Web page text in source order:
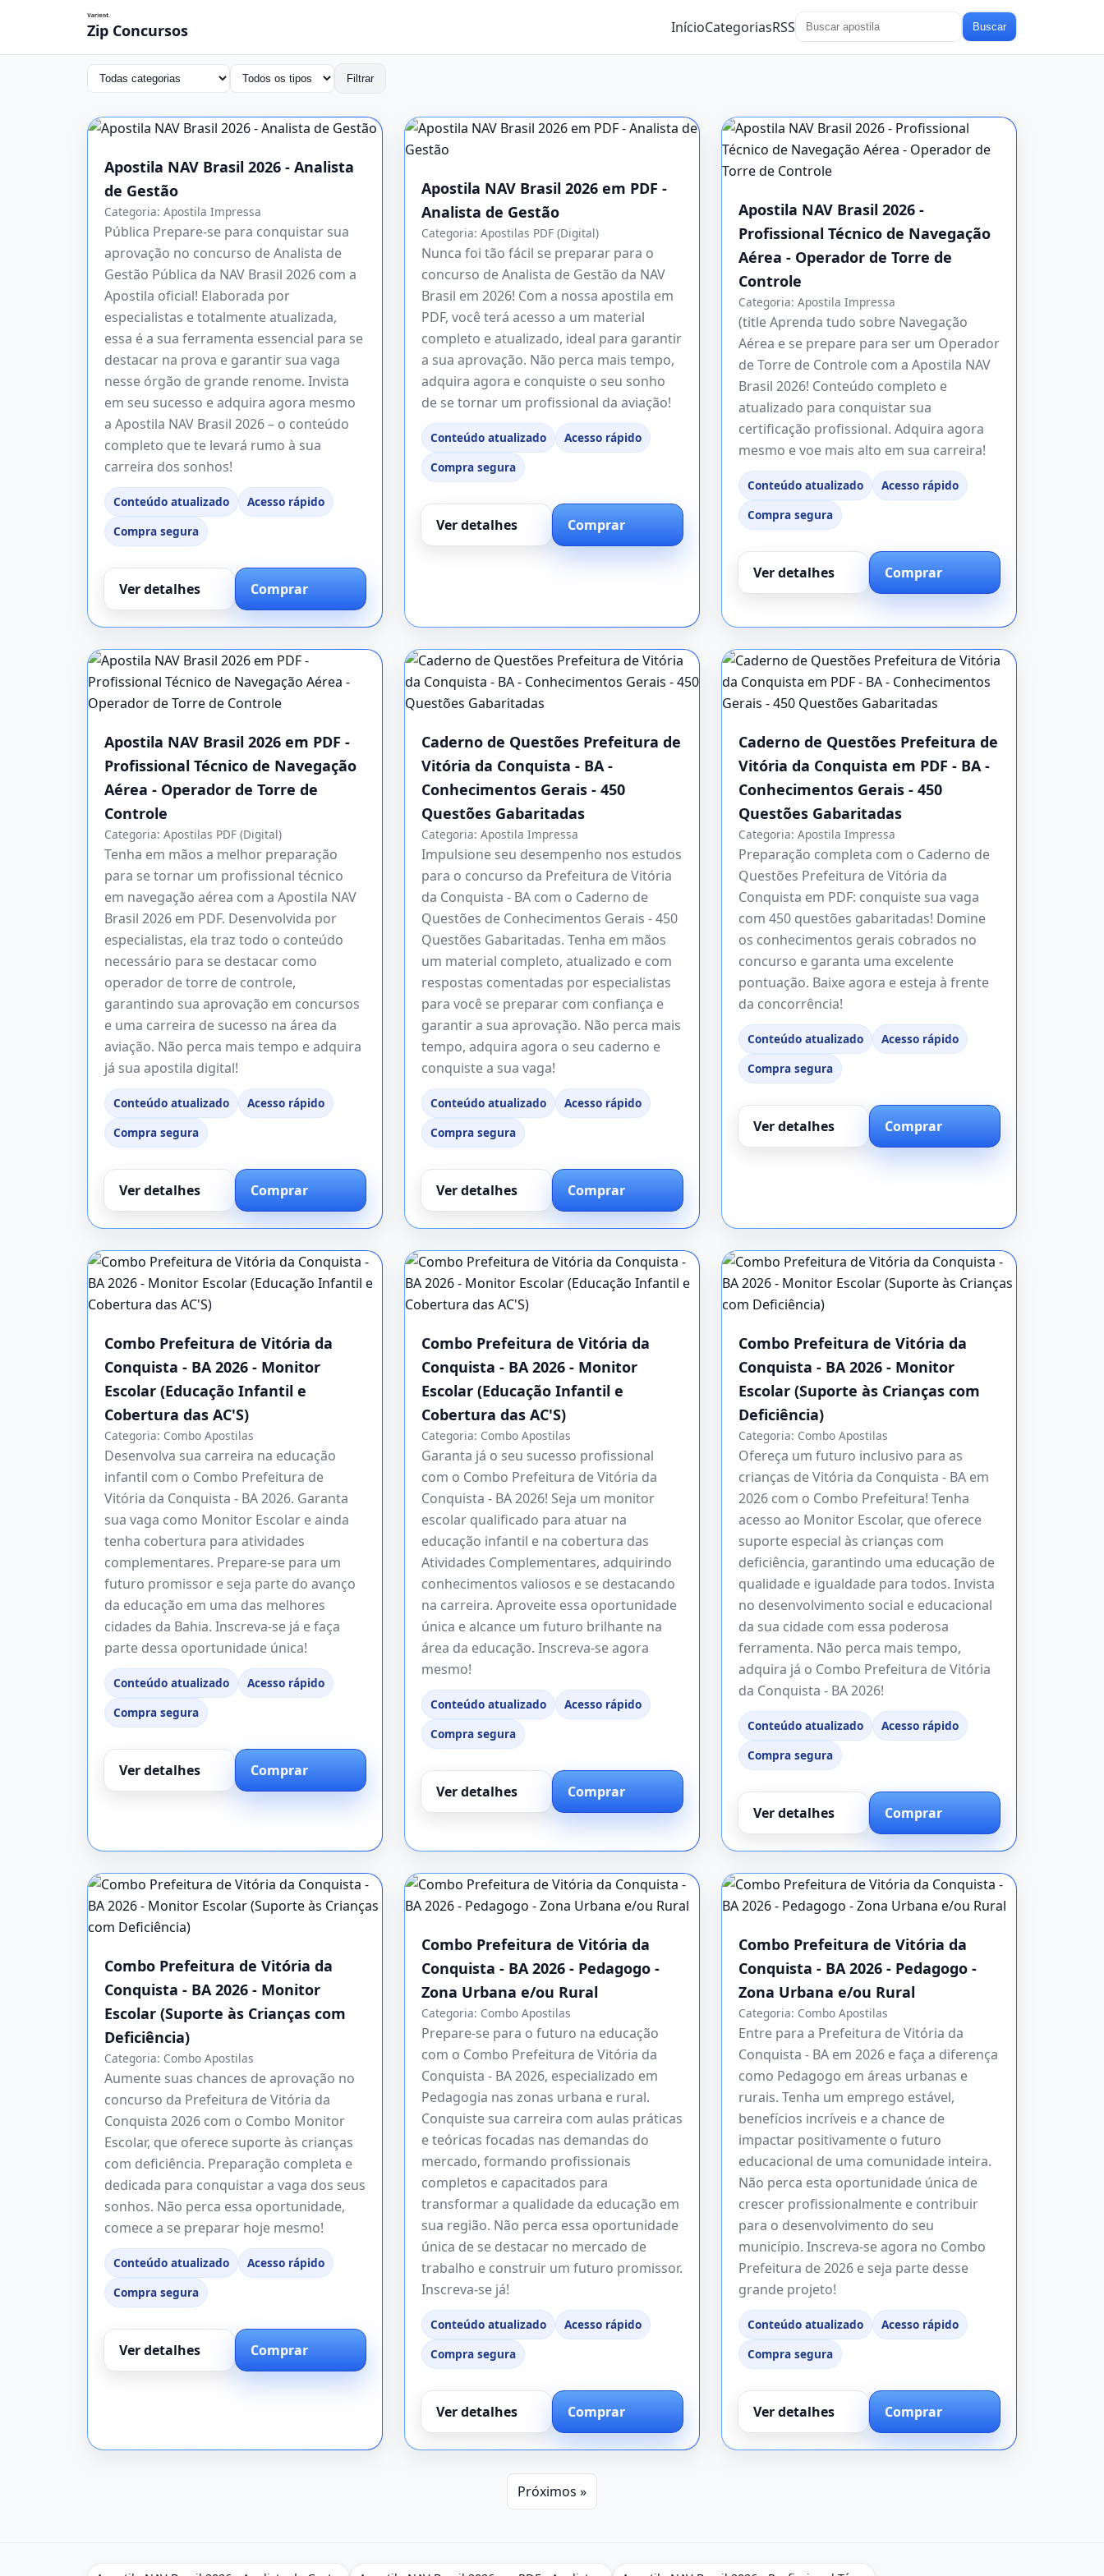
Zip Concursos InícioCategoriasRSS Buscar
Filtrar
Apostila NAV Brasil 2026 - Analista
de Gestão
Categoria: Apostila Impressa
Pública Prepare-se para conquistar sua
aprovação no concurso de Analista de
Gestão Pública da NAV Brasil 2026 com a
Apostila oficial! Elaborada por
especialistas e totalmente atualizada,
essa é a sua ferramenta essencial para se
destacar na prova e garantir sua vaga
nesse órgão de grande renome. Invista
em seu sucesso e adquira agora mesmo
a Apostila NAV Brasil 2026 – o conteúdo
completo que te levará rumo à sua
carreira dos sonhos!
Conteúdo atualizado
Acesso rápido
Compra segura
Ver detalhes Comprar
Apostila NAV Brasil 2026 em PDF -
Analista de Gestão
Categoria: Apostilas PDF (Digital)
Nunca foi tão fácil se preparar para o
concurso de Analista de Gestão da NAV
Brasil em 2026! Com a nossa apostila em
PDF, você terá acesso a um material
completo e atualizado, ideal para garantir
a sua aprovação. Não perca mais tempo,
adquira agora e conquiste o seu sonho
de se tornar um profissional da aviação!
Conteúdo atualizado
Acesso rápido
Compra segura
Ver detalhes Comprar
Apostila NAV Brasil 2026 -
Profissional Técnico de Navegação
Aérea - Operador de Torre de
Controle
Categoria: Apostila Impressa
(title Aprenda tudo sobre Navegação
Aérea e se prepare para ser um Operador
de Torre de Controle com a Apostila NAV
Brasil 2026! Conteúdo completo e
atualizado para conquistar sua
certificação profissional. Adquira agora
mesmo e voe mais alto em sua carreira!
Conteúdo atualizado
Acesso rápido
Compra segura
Ver detalhes Comprar
Apostila NAV Brasil 2026 em PDF -
Profissional Técnico de Navegação
Aérea - Operador de Torre de
Controle
Categoria: Apostilas PDF (Digital)
Tenha em mãos a melhor preparação
para se tornar um profissional técnico
em navegação aérea com a Apostila NAV
Brasil 2026 em PDF. Desenvolvida por
especialistas, ela traz todo o conteúdo
necessário para se destacar como
operador de torre de controle,
garantindo sua aprovação em concursos
e uma carreira de sucesso na área da
aviação. Não perca mais tempo e adquira
já sua apostila digital!
Conteúdo atualizado
Acesso rápido
Compra segura
Ver detalhes Comprar
Caderno de Questões Prefeitura de
Vitória da Conquista - BA -
Conhecimentos Gerais - 450
Questões Gabaritadas
Categoria: Apostila Impressa
Impulsione seu desempenho nos estudos
para o concurso da Prefeitura de Vitória
da Conquista - BA com o Caderno de
Questões de Conhecimentos Gerais - 450
Questões Gabaritadas. Tenha em mãos
um material completo, atualizado e com
respostas comentadas por especialistas
para você se preparar com confiança e
garantir a sua aprovação. Não perca mais
tempo, adquira agora o seu caderno e
conquiste a sua vaga!
Conteúdo atualizado
Acesso rápido
Compra segura
Ver detalhes Comprar
Caderno de Questões Prefeitura de
Vitória da Conquista em PDF - BA -
Conhecimentos Gerais - 450
Questões Gabaritadas
Categoria: Apostila Impressa
Preparação completa com o Caderno de
Questões Prefeitura de Vitória da
Conquista em PDF: conquiste sua vaga
com 450 questões gabaritadas! Domine
os conhecimentos gerais cobrados no
concurso e garanta uma excelente
pontuação. Baixe agora e esteja à frente
da concorrência!
Conteúdo atualizado
Acesso rápido
Compra segura
Ver detalhes Comprar
Combo Prefeitura de Vitória da
Conquista - BA 2026 - Monitor
Escolar (Educação Infantil e
Cobertura das AC'S)
Categoria: Combo Apostilas
Desenvolva sua carreira na educação
infantil com o Combo Prefeitura de
Vitória da Conquista - BA 2026. Garanta
sua vaga como Monitor Escolar e ainda
tenha cobertura para atividades
complementares. Prepare-se para um
futuro promissor e seja parte do avanço
da educação em uma das melhores
cidades da Bahia. Inscreva-se já e faça
parte dessa oportunidade única!
Conteúdo atualizado
Acesso rápido
Compra segura
Ver detalhes Comprar
Combo Prefeitura de Vitória da
Conquista - BA 2026 - Monitor
Escolar (Educação Infantil e
Cobertura das AC'S)
Categoria: Combo Apostilas
Garanta já o seu sucesso profissional
com o Combo Prefeitura de Vitória da
Conquista - BA 2026! Seja um monitor
escolar qualificado para atuar na
educação infantil e na cobertura das
Atividades Complementares, adquirindo
conhecimentos valiosos e se destacando
na carreira. Aproveite essa oportunidade
única e alcance um futuro brilhante na
área da educação. Inscreva-se agora
mesmo!
Conteúdo atualizado
Acesso rápido
Compra segura
Ver detalhes Comprar
Combo Prefeitura de Vitória da
Conquista - BA 2026 - Monitor
Escolar (Suporte às Crianças com
Deficiência)
Categoria: Combo Apostilas
Ofereça um futuro inclusivo para as
crianças de Vitória da Conquista - BA em
2026 com o Combo Prefeitura! Tenha
acesso ao Monitor Escolar, que oferece
suporte especial às crianças com
deficiência, garantindo uma educação de
qualidade e igualdade para todos. Invista
no desenvolvimento social e educacional
da sua cidade com essa poderosa
ferramenta. Não perca mais tempo,
adquira já o Combo Prefeitura de Vitória
da Conquista - BA 2026!
Conteúdo atualizado
Acesso rápido
Compra segura
Ver detalhes Comprar
Combo Prefeitura de Vitória da
Conquista - BA 2026 - Monitor
Escolar (Suporte às Crianças com
Deficiência)
Categoria: Combo Apostilas
Aumente suas chances de aprovação no
concurso da Prefeitura de Vitória da
Conquista 2026 com o Combo Monitor
Escolar, que oferece suporte às crianças
com deficiência. Preparação completa e
dedicada para conquistar a vaga dos seus
sonhos. Não perca essa oportunidade,
comece a se preparar hoje mesmo!
Conteúdo atualizado
Acesso rápido
Compra segura
Ver detalhes Comprar
Combo Prefeitura de Vitória da
Conquista - BA 2026 - Pedagogo -
Zona Urbana e/ou Rural
Categoria: Combo Apostilas
Prepare-se para o futuro na educação
com o Combo Prefeitura de Vitória da
Conquista - BA 2026, especializado em
Pedagogia nas zonas urbana e rural.
Conquiste sua carreira com aulas práticas
e teóricas focadas nas demandas do
mercado, formando profissionais
completos e capacitados para
transformar a qualidade da educação em
sua região. Não perca essa oportunidade
única de se destacar no mercado de
trabalho e construir um futuro promissor.
Inscreva-se já!
Conteúdo atualizado
Acesso rápido
Compra segura
Ver detalhes Comprar
Combo Prefeitura de Vitória da
Conquista - BA 2026 - Pedagogo -
Zona Urbana e/ou Rural
Categoria: Combo Apostilas
Entre para a Prefeitura de Vitória da
Conquista - BA em 2026 e faça a diferença
como Pedagogo em áreas urbanas e
rurais. Tenha um emprego estável,
benefícios incríveis e a chance de
impactar positivamente o futuro
educacional de uma comunidade inteira.
Não perca esta oportunidade única de
crescer profissionalmente e contribuir
para o desenvolvimento do seu
município. Inscreva-se agora no Combo
Prefeitura de 2026 e seja parte desse
grande projeto!
Conteúdo atualizado
Acesso rápido
Compra segura
Ver detalhes Comprar
Próximos »